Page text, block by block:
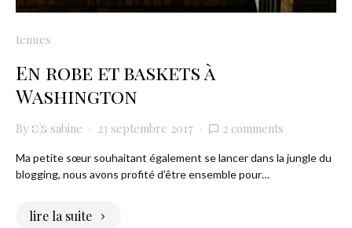
tenues
En robe et baskets à
Washington
By sabine 23 septembre 2017 2 comments
Ma petite sœur souhaitant également se lancer dans la jungle du
blogging, nous avons profité d’être ensemble pour…
lire la suite